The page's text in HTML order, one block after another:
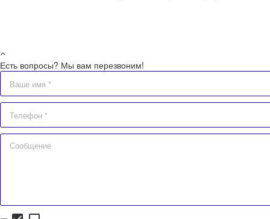
Есть вопросы? Мы вам перезвоним!